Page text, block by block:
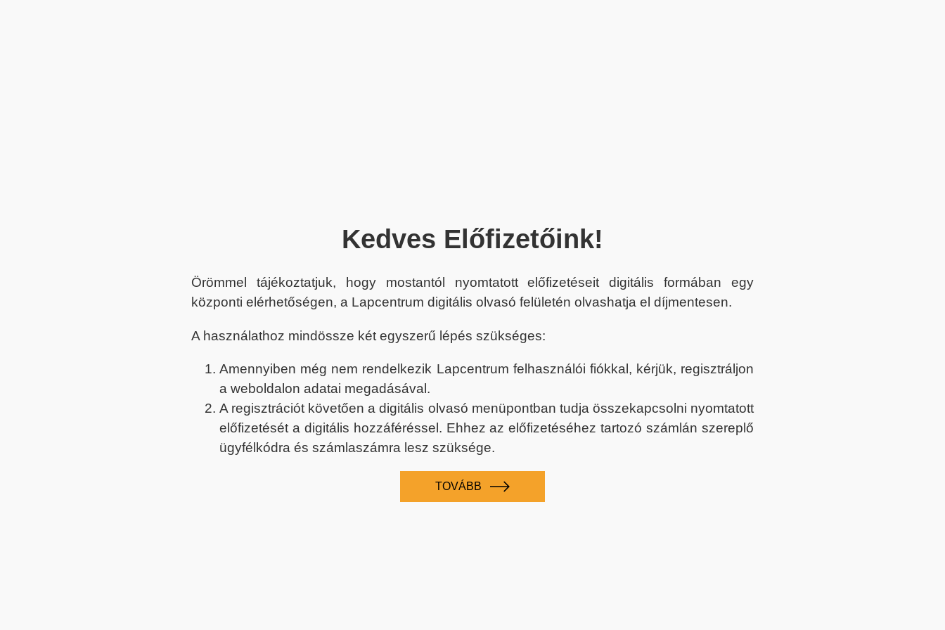
Kedves Előfizetőink!
Örömmel tájékoztatjuk, hogy mostantól nyomtatott előfizetéseit digitális formában egy
központi elérhetőségen, a Lapcentrum digitális olvasó felületén olvashatja el díjmentesen.
A használathoz mindössze két egyszerű lépés szükséges:
Amennyiben még nem rendelkezik Lapcentrum felhasználói fiókkal, kérjük, regisztráljon
a weboldalon adatai megadásával.
A regisztrációt követően a digitális olvasó menüpontban tudja összekapcsolni nyomtatott
előfizetését a digitális hozzáféréssel. Ehhez az előfizetéséhez tartozó számlán szereplő
ügyfélkódra és számlaszámra lesz szüksége.
TOVÁBB